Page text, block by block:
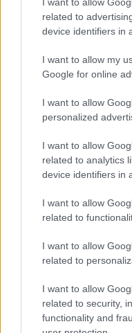
related to
device identifiers in
I want to allow my
Google for online
I want to allow
personalized
I want to allow
related to analytics
device identifiers in
I want to allow
related to
I want to allow
related to
I want to allow
related to security,
functionality and
επειδή
Ρούσντι!
Η ίδια
Κόσμος|13.08.2022